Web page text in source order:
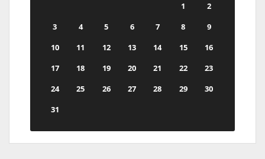
1
2
3
4 5 6 7 8
9
10
11 12 13 14 15
16
17
18 19 20 21 22
23
24
25 26 27 28 29
30
31